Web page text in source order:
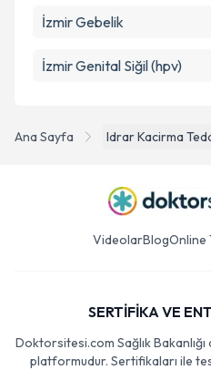
Ana Sayfa Idrar Kacirma
İzmir Gebelik
İzmir Genital Siğil (hpv)
VideolarBlogOnline
SERTİFİKA VE
Doktorsitesi.com Sağlık
platformudur. Sertifikaları ile